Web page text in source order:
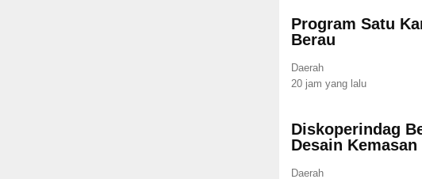
Program Satu
Berau
Daerah
20 jam yang lalu
Diskoperindag
Desain Kemasan
Daerah